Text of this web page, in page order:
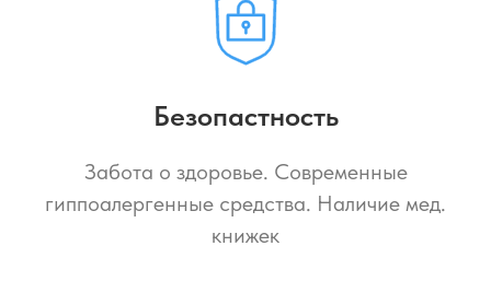
Безопастность
Забота о здоровье. Современные
гиппоалергенные средства. Наличие мед.
книжек